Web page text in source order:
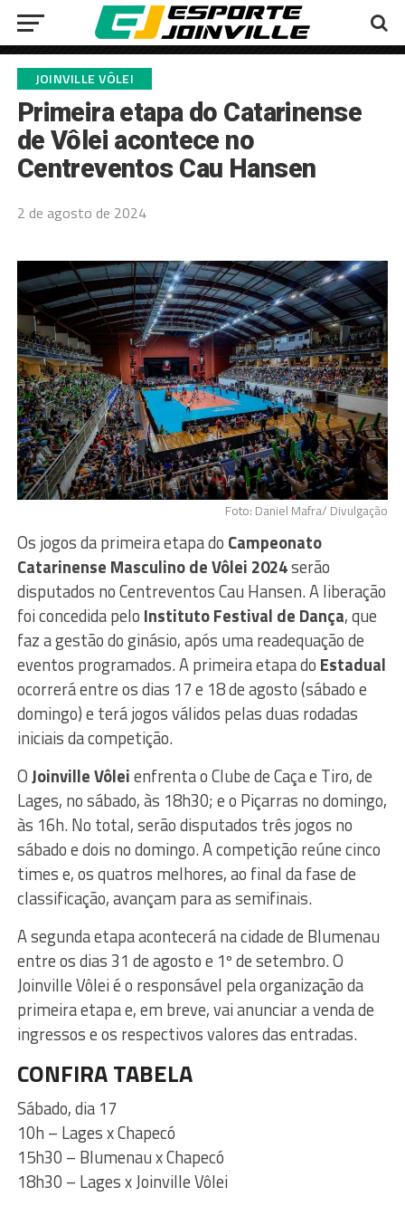
JOINVILLE VÔLEI
Primeira etapa do Catarinense
de Vôlei acontece no
Centreventos Cau Hansen
2 de agosto de 2024
Foto: Daniel Mafra/ Divulgação
Os jogos da primeira etapa do Campeonato
Catarinense Masculino de Vôlei 2024serão
disputados no Centreventos Cau Hansen. A liberação
foi concedida pelo Instituto Festival de Dança, que
faz a gestão do ginásio, após uma readequação de
eventos programados. A primeira etapa do Estadual
ocorrerá entre os dias 17 e 18 de agosto (sábado e
domingo) e terá jogos válidos pelas duas rodadas
iniciais da competição.
OJoinville Vôleienfrenta o Clube de Caça e Tiro, de
Lages, no sábado, às 18h30; e o Piçarras no domingo,
às 16h. No total, serão disputados três jogos no
sábado e dois no domingo. A competição reúne cinco
times e, os quatros melhores, ao final da fase de
classificação, avançam para as semifinais.
A segunda etapa acontecerá na cidade de Blumenau
entre os dias 31 de agosto e 1º de setembro. O
Joinville Vôlei é o responsável pela organização da
primeira etapa e, em breve, vai anunciar a venda de
ingressos e os respectivos valores das entradas.
CONFIRA TABELA
Sábado, dia 17
10h – Lages x Chapecó
15h30 – Blumenau x Chapecó
18h30 – Lages x Joinville Vôlei